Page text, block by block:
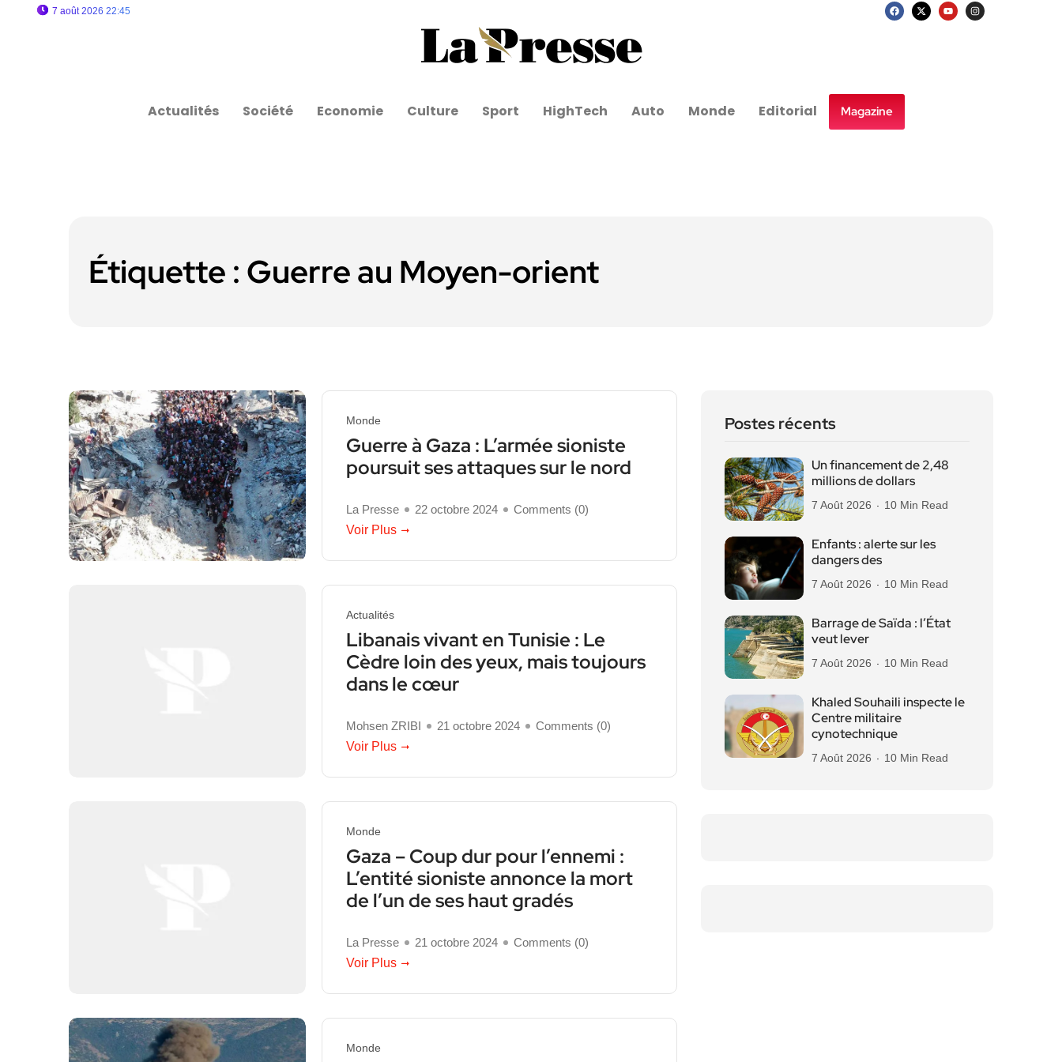
7 août 2026 22:45
Actualités Société Economie Culture Sport HighTech Auto Monde Editorial Magazine
Étiquette : Guerre au Moyen-orient
Monde
Guerre à Gaza : L’armée sioniste
poursuit ses attaques sur le nord
La Presse 22 octobre 2024 Comments (0)
Voir Plus
Actualités
Libanais vivant en Tunisie : Le
Cèdre loin des yeux, mais toujours
dans le cœur
Mohsen ZRIBI 21 octobre 2024 Comments (0)
Voir Plus
Monde
Gaza – Coup dur pour l’ennemi :
L’entité sioniste annonce la mort
de l’un de ses haut gradés
La Presse 21 octobre 2024 Comments (0)
Voir Plus
Monde
Postes récents
Un financement de 2,48
millions de dollars
7 Août 2026 10 Min Read
Enfants : alerte sur les
dangers des
7 Août 2026 10 Min Read
Barrage de Saïda : l’État
veut lever
7 Août 2026 10 Min Read
Khaled Souhaili inspecte le
Centre militaire
cynotechnique
7 Août 2026 10 Min Read